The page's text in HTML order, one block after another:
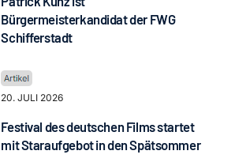
Bürgermeisterkandidat der FWG
Schifferstadt
20. JULI 2026
Festival des deutschen Films startet
mit Staraufgebot in den Spätsommer